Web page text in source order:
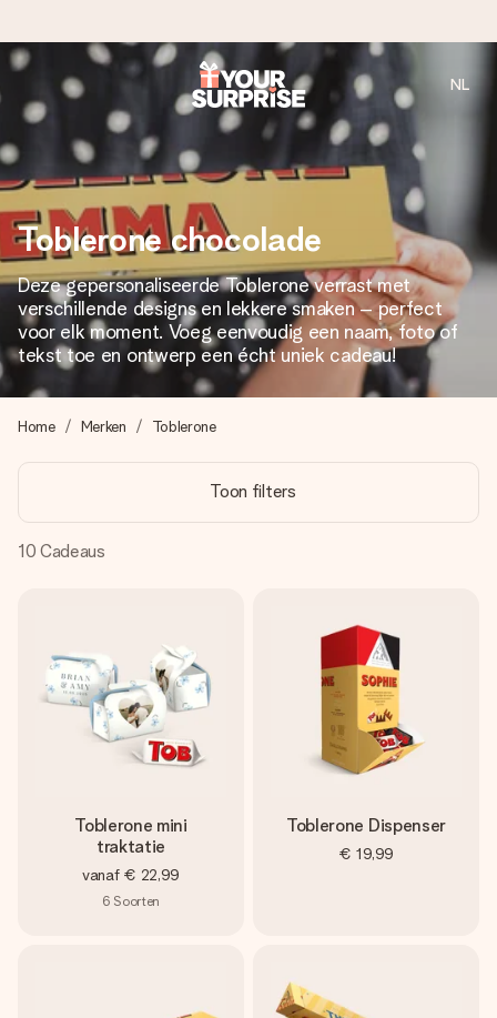
Voor 16:00 besteld, vandaag verzonden
We maken jouw cadeau met zorg en zorgen dat het
razendsnel onderweg is - zodat jij kunt geven op precies
het juiste moment, wanneer het het meeste betekent.
4,8 (gebaseerd op +8.000 reviews)
Onze cadeaus worden gewaardeerd. Klanten beoordelen
ons met een 4,7 op Google Reviews
Je maakt in een paar stappen iets unieks – met haar naam,
jullie foto of een boodschap die raakt. Zonder gedoe, maar
met alle aandacht voor het moment.
NL
Toblerone chocolade
Deze gepersonaliseerde Toblerone verrast met
verschillende designs en lekkere smaken – perfect
voor elk moment. Voeg eenvoudig een naam, foto of
tekst toe en ontwerp een écht uniek cadeau!
Home Merken Toblerone
Toon filters
10 Cadeaus
Toblerone mini
traktatie
vanaf € 22,99
6 Soorten
Toblerone Dispenser
€ 19,99